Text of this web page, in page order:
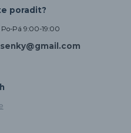
poradit?
Pá 9:00-19:00